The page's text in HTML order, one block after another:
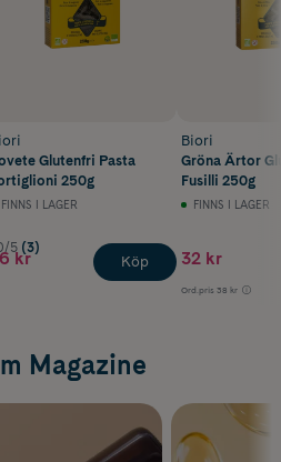
Glutenfri Pasta
250g
FINNS I LAGER
5 (3)
kr Köp
Biori
Gröna Ärtor
Fusilli 250g
FINNS I LAGER
32 kr
Ord.pris 38 kr
Magazine